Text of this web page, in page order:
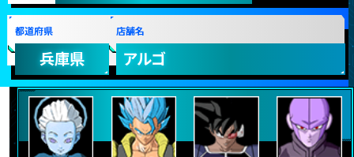
都道府県
兵庫県
店舗名
アルゴ